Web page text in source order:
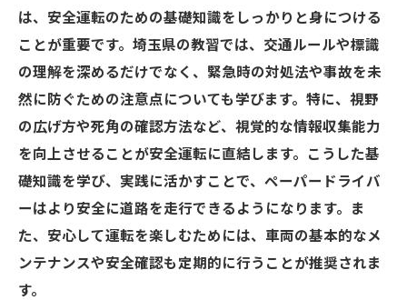
は、安全運転のための基礎知識をしっかりと身につける
ことが重要です。埼玉県の教習では、交通ルールや標識
の理解を深めるだけでなく、緊急時の対処法や事故を未
然に防ぐための注意点についても学びます。特に、視野
の広げ方や死角の確認方法など、視覚的な情報収集能力
を向上させることが安全運転に直結します。こうした基
礎知識を学び、実践に活かすことで、ペーパードライバ
ーはより安全に道路を走行できるようになります。ま
た、安心して運転を楽しむためには、車両の基本的なメ
ンテナンスや安全確認も定期的に行うことが推奨されま
す。